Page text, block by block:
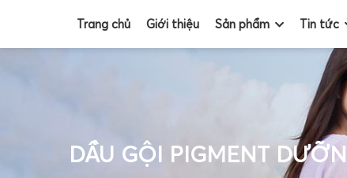
Trang chủ Giới thiệu Sản phẩm Tin tức
DẦU GỘI PIGMENT